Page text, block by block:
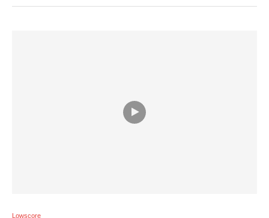
Lowscore